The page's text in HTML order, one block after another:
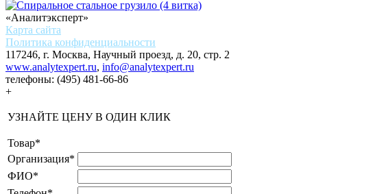
«Аналитэксперт»
Карта сайта
Политика конфиденциальности
117246, г. Москва, Научный проезд, д. 20, стр. 2
www.analytexpert.ru, info@analytexpert.ru
телефоны: (495) 481-66-86
+
УЗНАЙТЕ ЦЕНУ В ОДИН КЛИК
Товар*
Организация*
ФИО*